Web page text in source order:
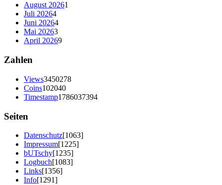
August 20261
Juli 20264
Juni 20264
Mai 20263
April 20269
Zahlen
Views3450278
Coins102040
Timestamp1786037394
Seiten
Datenschutz[1063]
Impressum[1225]
bUTschy[1235]
Logbuch[1083]
Links[1356]
Info[1291]